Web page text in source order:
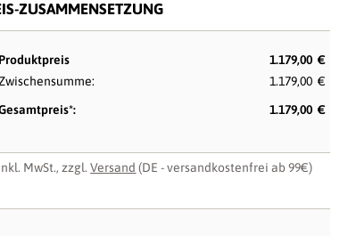
ZUSAMMENSETZUNG
Produktpreis
1.179,00 €
1.179,00 €
1.179,00 €
MwSt., zzgl.Versand (DE - versandkostenfrei ab 99€)